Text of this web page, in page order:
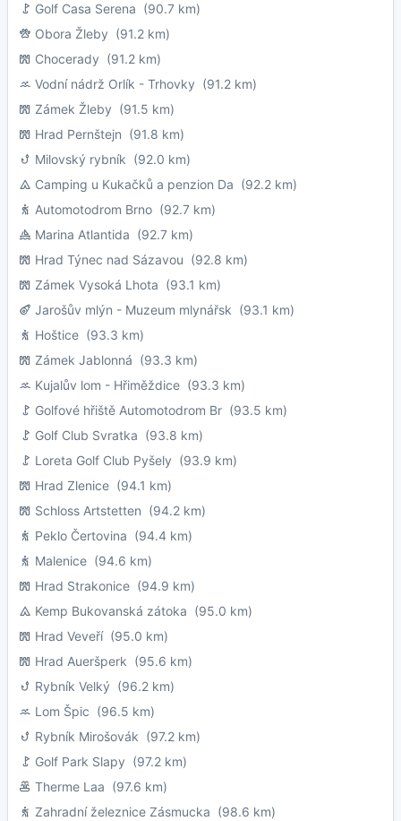
Golf Casa Serena (90.7 km)
Obora Žleby (91.2 km)
Chocerady (91.2 km)
Vodní nádrž Orlík - Trhovky (91.2 km)
Zámek Žleby (91.5 km)
Hrad Pernštejn (91.8 km)
Milovský rybník (92.0 km)
Camping u Kukačků a penzion Da (92.2 km)
Automotodrom Brno (92.7 km)
Marina Atlantida (92.7 km)
Hrad Týnec nad Sázavou (92.8 km)
Zámek Vysoká Lhota (93.1 km)
Jarošův mlýn - Muzeum mlynářsk (93.1 km)
Hoštice (93.3 km)
Zámek Jablonná (93.3 km)
Kujalův lom - Hřiměždice (93.3 km)
Golfové hřiště Automotodrom Br (93.5 km)
Golf Club Svratka (93.8 km)
Loreta Golf Club Pyšely (93.9 km)
Hrad Zlenice (94.1 km)
Schloss Artstetten (94.2 km)
Peklo Čertovina (94.4 km)
Malenice (94.6 km)
Hrad Strakonice (94.9 km)
Kemp Bukovanská zátoka (95.0 km)
Hrad Veveří(95.0 km)
Hrad Aueršperk (95.6 km)
Rybník Velký (96.2 km)
Lom Špic (96.5 km)
Rybník Mirošovák (97.2 km)
Golf Park Slapy (97.2 km)
Therme Laa (97.6 km)
Zahradní železnice Zásmucka (98.6 km)